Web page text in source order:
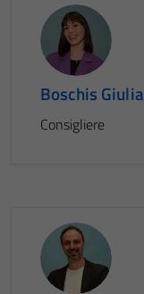
Boschis Giulia
Consigliere